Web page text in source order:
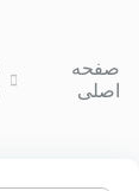
صفحه
اصلی